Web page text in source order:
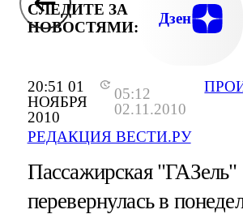
20:51 01
НОЯБРЯ
2010
05:12
02.11.2010
РЕДАКЦИЯ ВЕСТИ.РУ
СЛЕДИТЕ ЗА
НОВОСТЯМИ:
Дзен
Пассажирская "ГАЗель"
перевернулась в